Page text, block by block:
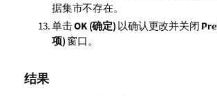
据集市不存在。
单击OK (确定) 以确认更改并关闭
项) 窗口。
结果